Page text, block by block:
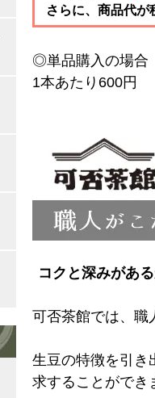
さらに、商品代
◎単品購入の場合
1本あたり600円
コクと深みがあ
可否茶館では、職
生豆の特徴を引き
求することができ